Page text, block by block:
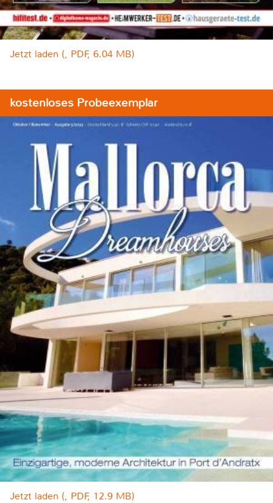
Jetzt laden (, PDF, 6.04 MB)
kostenloses Probeexemplar
Jetzt laden (, PDF, 12.9 MB)